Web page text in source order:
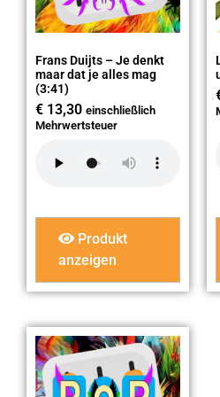
Frans Duijts – Je denkt
maar dat je alles mag
(3:41)
€ 13,30 einschließlich
Mehrwertsteuer
Produkt
anzeigen